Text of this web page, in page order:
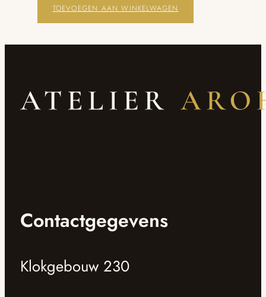
TOEVOEGEN AAN WINKELWAGEN
Contactgegevens
Klokgebouw 230